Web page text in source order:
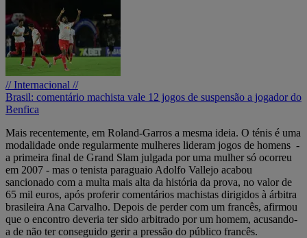
// Internacional //
Brasil: comentário machista vale 12 jogos de suspensão a jogador do
Benfica
Mais recentemente, em Roland-Garros a mesma ideia. O ténis é uma
modalidade onde regularmente mulheres lideram jogos de homens -
a primeira final de Grand Slam julgada por uma mulher só ocorreu
em 2007 - mas o tenista paraguaio Adolfo Vallejo acabou
sancionado com a multa mais alta da história da prova, no valor de
65 mil euros, após proferir comentários machistas dirigidos à árbitra
brasileira Ana Carvalho. Depois de perder com um francês, afirmou
que o encontro deveria ter sido arbitrado por um homem, acusando-
a de não ter conseguido gerir a pressão do público francês.